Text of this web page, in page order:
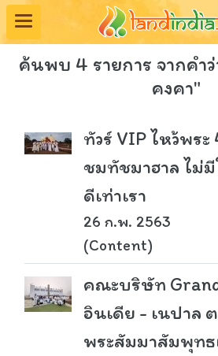
ค้นพบ 4 รายการ จากคำ
คงคา"
ทัวร์ VIP ไหว้พระ
ชมทัชมาฮาล ไม่
ดีเท่าเรา
26 ก.พ. 2563
(Content)
คณะบริษัท
อินเดีย - เนปาล
พระสัมมาสัมพุทธ